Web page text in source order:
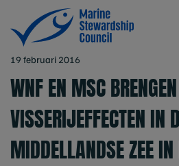
19 februari 2016
WNF EN MSC
VISSERIJEFFECTEN IN
MIDDELLANDSE ZEE